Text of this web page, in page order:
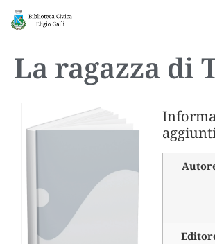
La ragazza di